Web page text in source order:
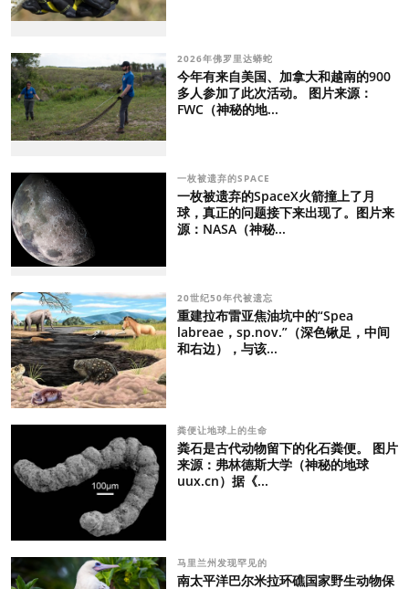
2026年佛罗里达蟒蛇
今年有来自美国、加拿大和越南的900
多人参加了此次活动。 图片来源：
FWC（神秘的地...
一枚被遗弃的SPACE
一枚被遗弃的SpaceX火箭撞上了月
球，真正的问题接下来出现了。图片来
源：NASA（神秘...
20世纪50年代被遗忘
重建拉布雷亚焦油坑中的“Spea
labreae，sp.nov.”（深色锹足，中间
和右边），与该...
粪便让地球上的生命
粪石是古代动物留下的化石粪便。 图片
来源：弗林德斯大学（神秘的地球
uux.cn）据《...
马里兰州发现罕见的
南太平洋巴尔米拉环礁国家野生动物保